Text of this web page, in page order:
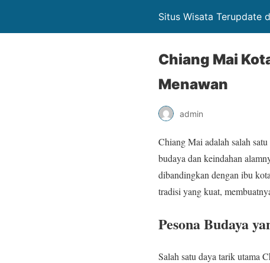
Situs Wisata Terupdate
Chiang Mai
Menawan
admin
Chiang Mai adalah salah
budaya dan keindahan
dibandingkan dengan ibu
tradisi yang kuat,
Pesona Budaya
Salah satu daya tarik utama